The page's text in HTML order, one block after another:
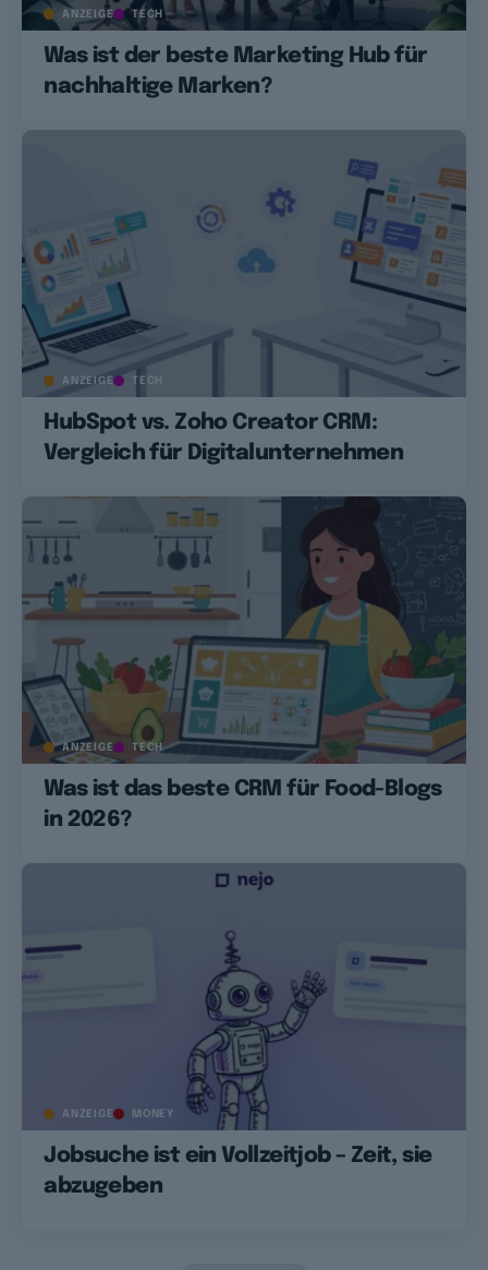
ANZEIGE TECH
Was ist der beste Marketing Hub für
nachhaltige Marken?
ANZEIGE TECH
HubSpot vs. Zoho Creator CRM:
Vergleich für Digitalunternehmen
ANZEIGE TECH
Was ist das beste CRM für Food-Blogs
in 2026?
ANZEIGE MONEY
Jobsuche ist ein Vollzeitjob – Zeit, sie
abzugeben